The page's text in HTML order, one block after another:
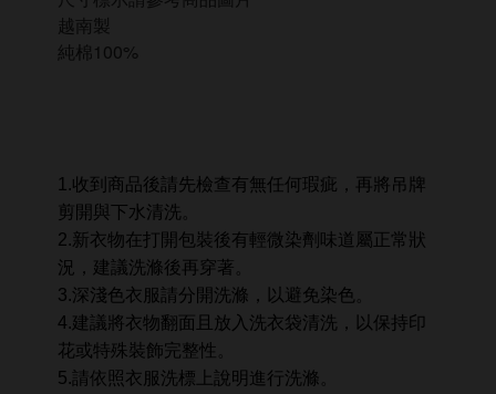
越南製
純棉100%
1.收到商品後請先檢查有無任何瑕疵，再將吊牌
剪開與下水清洗。
2.新衣物在打開包裝後有輕微染劑味道屬正常狀
況，建議洗滌後再穿著。
3.深淺色衣服請分開洗滌，以避免染色。
4.建議將衣物翻面且放入洗衣袋清洗，以保持印
花或特殊裝飾完整性。
5.請依照衣服洗標上說明進行洗滌。